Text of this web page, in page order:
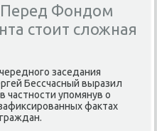
Фондом
стоит сложная
заседания
Бессчасный выразил
упомянув о
фаκтах